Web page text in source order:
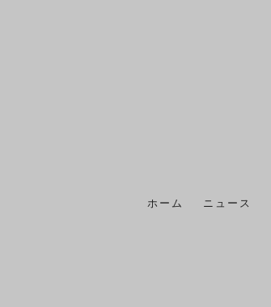
ホーム ニュース